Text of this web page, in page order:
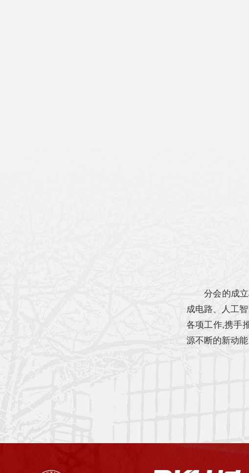
分会的成
成电路、人工
各项工作,携手
源不断的新动能